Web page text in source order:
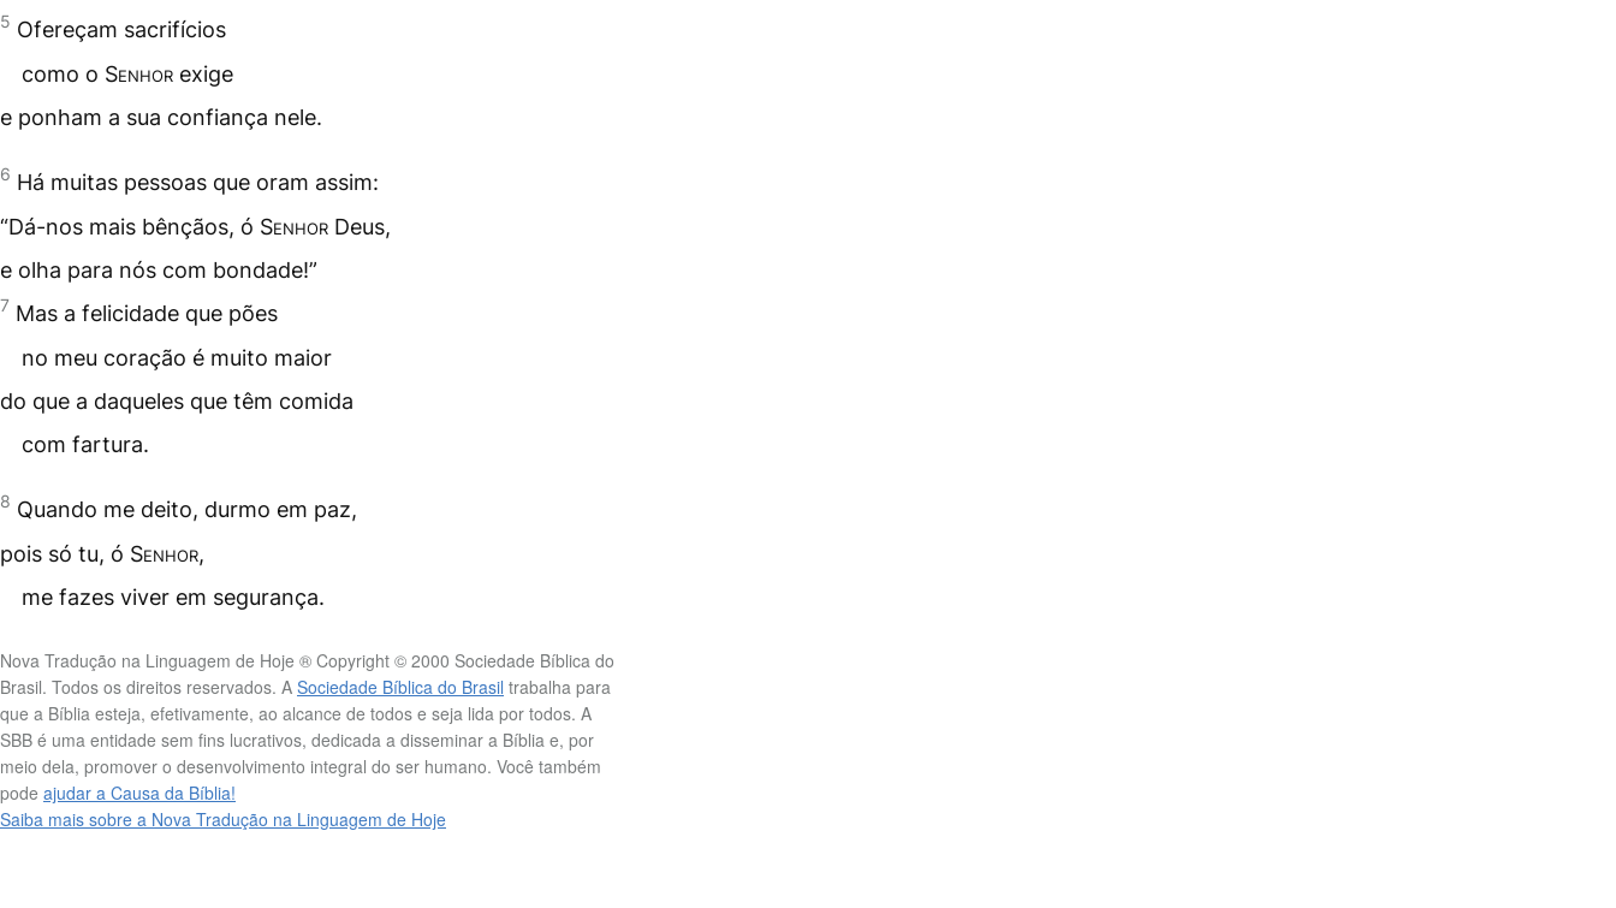
5 Ofereçam sacrifícios
como o Senhor exige
e ponham a sua confiança nele.
6 Há muitas pessoas que oram assim:
“Dá-nos mais bênçãos, ó Senhor Deus,
e olha para nós com bondade!”
7 Mas a felicidade que pões
no meu coração é muito maior
do que a daqueles que têm comida
com fartura.
8 Quando me deito, durmo em paz,
pois só tu, ó Senhor,
me fazes viver em segurança.
Nova Tradução na Linguagem de Hoje ® Copyright © 2000 Sociedade Bíblica do
Brasil. Todos os direitos reservados. A Sociedade Bíblica do Brasil trabalha para
que a Bíblia esteja, efetivamente, ao alcance de todos e seja lida por todos. A
SBB é uma entidade sem fins lucrativos, dedicada a disseminar a Bíblia e, por
meio dela, promover o desenvolvimento integral do ser humano. Você também
pode ajudar a Causa da Bíblia!
Saiba mais sobre a Nova Tradução na Linguagem de Hoje